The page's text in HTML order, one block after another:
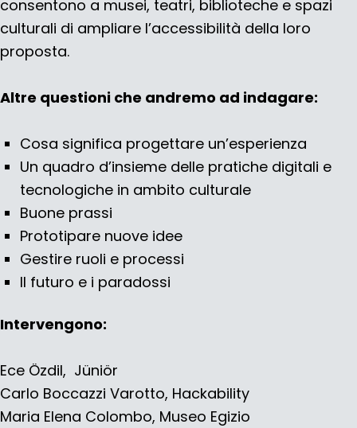
consentono a musei, teatri, biblioteche e spazi
culturali di ampliare l’accessibilità della loro
proposta.
Altre questioni che andremo ad indagare:
Cosa significa progettare un’esperienza
Un quadro d’insieme delle pratiche digitali e
tecnologiche in ambito culturale
Buone prassi
Prototipare nuove idee
Gestire ruoli e processi
Il futuro e i paradossi
Intervengono:
Ece Özdil, Jüniör
Carlo Boccazzi Varotto, Hackability
Maria Elena Colombo, Museo Egizio